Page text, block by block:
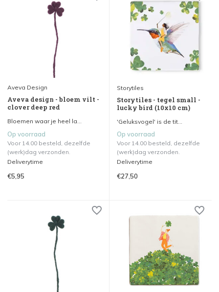
Aveva Design
Aveva design - bloem vilt -
clover deep red
Bloemen waar je heel la...
Op voorraad
Voor 14.00 besteld, dezelfde
(werk)dag verzonden.
Deliverytime
€5,95
Storytiles
Storytiles - tegel small -
lucky bird (10x10 cm)
'Geluksvogel' is de tit...
Op voorraad
Voor 14.00 besteld, dezelfde
(werk)dag verzonden.
Deliverytime
€27,50